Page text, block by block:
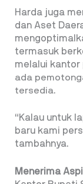
Harda juga
dan Aset
termasuk
melalui kantor
ada
tersedia.
“Kalau untuk
baru kami
tambahnya.
Menerima